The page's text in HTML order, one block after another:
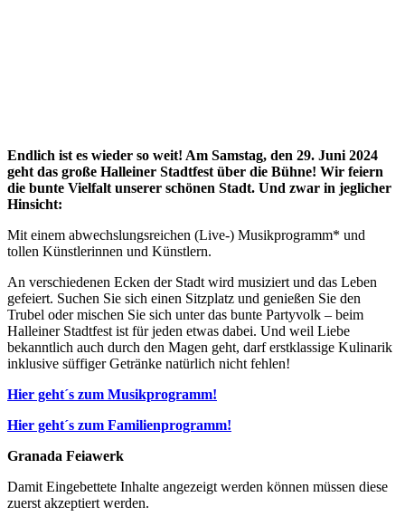
Endlich ist es wieder so weit! Am Samstag, den 29. Juni 2024
geht das große Halleiner Stadtfest über die Bühne! Wir feiern
die bunte Vielfalt unserer schönen Stadt. Und zwar in jeglicher
Hinsicht:
Mit einem abwechslungsreichen (Live-) Musikprogramm* und
tollen Künstlerinnen und Künstlern.
An verschiedenen Ecken der Stadt wird musiziert und das Leben
gefeiert. Suchen Sie sich einen Sitzplatz und genießen Sie den
Trubel oder mischen Sie sich unter das bunte Partyvolk – beim
Halleiner Stadtfest ist für jeden etwas dabei. Und weil Liebe
bekanntlich auch durch den Magen geht, darf erstklassige Kulinarik
inklusive süffiger Getränke natürlich nicht fehlen!
Hier geht´s zum Musikprogramm!
Hier geht´s zum Familienprogramm!
Granada Feiawerk
Damit Eingebettete Inhalte angezeigt werden können müssen diese
zuerst akzeptiert werden.